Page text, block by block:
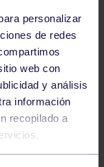
personalizar
de redes
web con
y análisis
información
recopilado a
SECCIÓN